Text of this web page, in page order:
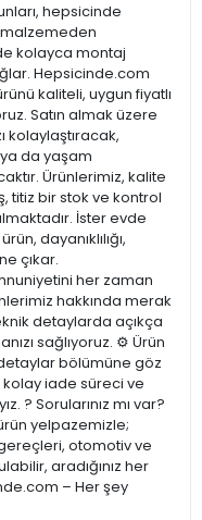
hepsicinde
malzemeden
kolayca montaj
Hepsicinde.com
kaliteli, uygun fiyatlı
Satın almak üzere
kolaylaştıracak,
da yaşam
Ürünlerimiz, kalite
titiz bir stok ve kontrol
İster evde
dayanıklılığı,
çıkar.
her zaman
hakkında merak
detaylarda açıkça
sağlıyoruz. ⚙️ Ürün
bölümüne göz
kolay iade süreci ve
? Sorularınız mı var?
yelpazemizle;
otomotiv ve
aradığınız her
– Her şey